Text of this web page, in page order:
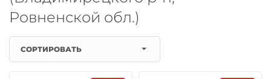
Ровненской обл.)
СОРТИРОВАТЬ